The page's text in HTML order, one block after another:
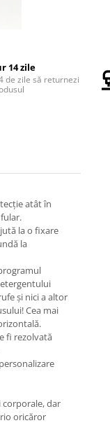
14 zile
de zile să returnezi
atât în
la o fixare
la
și nici a altor
Cea mai
fi rezolvată
dar
oricăror